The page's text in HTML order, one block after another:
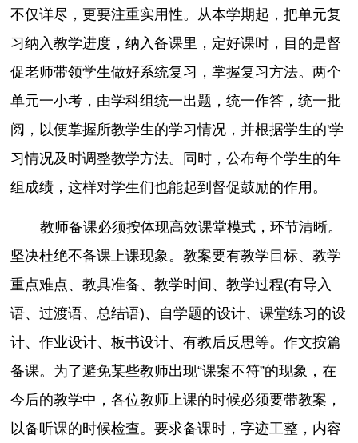
不仅详尽，更要注重实用性。从本学期起，把单元复
习纳入教学进度，纳入备课里，定好课时，目的是督
促老师带领学生做好系统复习，掌握复习方法。两个
单元一小考，由学科组统一出题，统一作答，统一批
阅，以便掌握所教学生的学习情况，并根据学生的'学
习情况及时调整教学方法。同时，公布每个学生的年
组成绩，这样对学生们也能起到督促鼓励的作用。
教师备课必须按体现高效课堂模式，环节清晰。
坚决杜绝不备课上课现象。教案要有教学目标、教学
重点难点、教具准备、教学时间、教学过程(有导入
语、过渡语、总结语)、自学题的设计、课堂练习的设
计、作业设计、板书设计、有教后反思等。作文按篇
备课。为了避免某些教师出现“课案不符”的现象，在
今后的教学中，各位教师上课的时候必须要带教案，
以备听课的时候检查。要求备课时，字迹工整，内容